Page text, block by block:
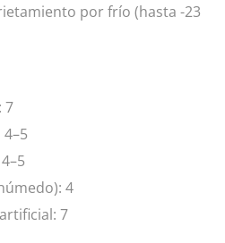
por frío (hasta -23
7
4
7